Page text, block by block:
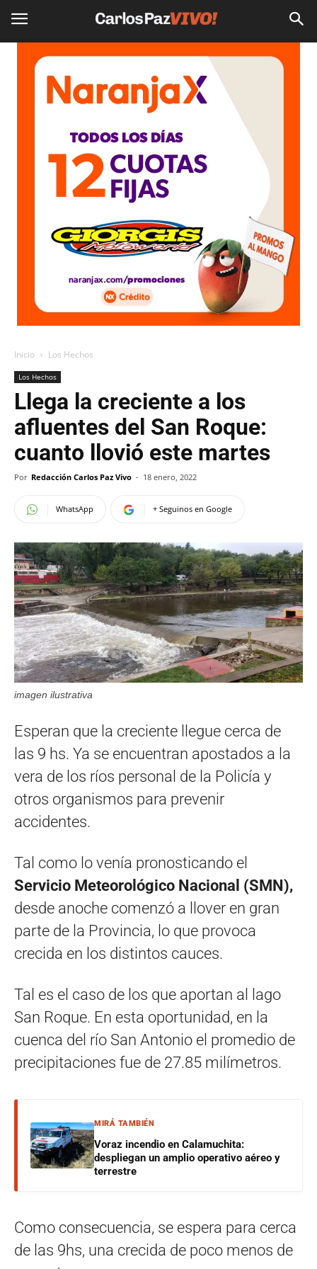
Inicio Los Hechos
Los Hechos
Llega la creciente a los
afluentes del San Roque:
cuanto llovió este martes
Por Redacción Carlos Paz Vivo - 18 enero, 2022
WhatsApp + Seguinos en Google
imagen ilustrativa
Esperan que la creciente llegue cerca de
las 9 hs. Ya se encuentran apostados a la
vera de los ríos personal de la Policía y
otros organismos para prevenir
accidentes.
Tal como lo venía pronosticando el
Servicio Meteorológico Nacional (SMN),
desde anoche comenzó a llover en gran
parte de la Provincia, lo que provoca
crecida en los distintos cauces.
Tal es el caso de los que aportan al lago
San Roque. En esta oportunidad, en la
cuenca del río San Antonio el promedio de
precipitaciones fue de 27.85 milímetros.
MIRÁ TAMBIÉN
Voraz incendio en Calamuchita:
despliegan un amplio operativo aéreo y
terrestre
Como consecuencia, se espera para cerca
de las 9hs, una crecida de poco menos de